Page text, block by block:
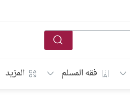
فقه المسلم المزيد